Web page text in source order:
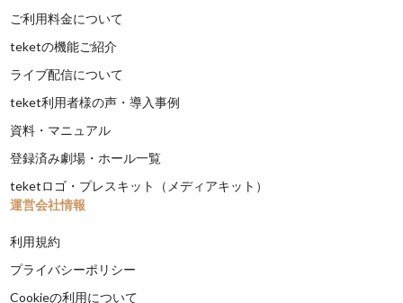
ご利用料金について
teketの機能ご紹介
ライブ配信について
teket利用者様の声・導入事例
資料・マニュアル
登録済み劇場・ホール一覧
teketロゴ・プレスキット（メディアキット）
運営会社情報
利用規約
プライバシーポリシー
Cookieの利用について